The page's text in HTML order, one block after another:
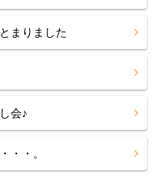
まりました
会♪
・・。